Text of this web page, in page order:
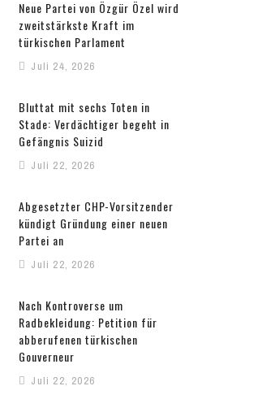
Neue Partei von Özgür Özel wird
zweitstärkste Kraft im
türkischen Parlament
Juli 24, 2026
Bluttat mit sechs Toten in
Stade: Verdächtiger begeht in
Gefängnis Suizid
Juli 22, 2026
Abgesetzter CHP-Vorsitzender
kündigt Gründung einer neuen
Partei an
Juli 22, 2026
Nach Kontroverse um
Radbekleidung: Petition für
abberufenen türkischen
Gouverneur
Juli 22, 2026